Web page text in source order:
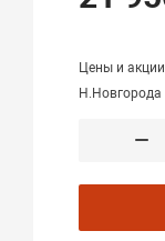
Цены и
Н.Новгорода